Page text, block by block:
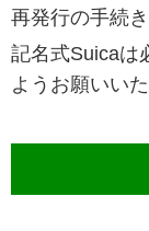
再発行の手続
記名式Suicaは
ようお願いいた